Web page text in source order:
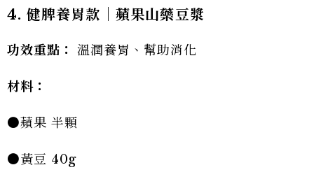
4. 健脾養胃款｜蘋果山藥豆漿
功效重點： 溫潤養胃、幫助消化
材料：
●蘋果 半顆
●黃豆 40g